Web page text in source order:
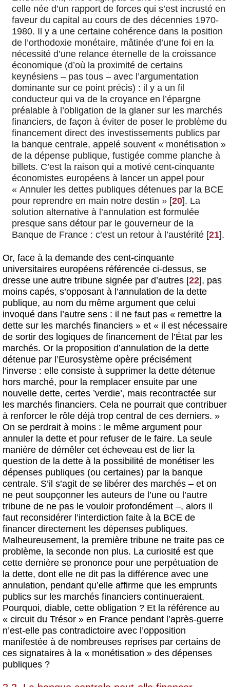
celle née d’un rapport de forces qui s’est incrusté en
faveur du capital au cours de des décennies 1970-
1980. Il y a une certaine cohérence dans la position
de l’orthodoxie monétaire, mâtinée d’une foi en la
nécessité d’une relance éternelle de la croissance
économique (d’où la proximité de certains
keynésiens – pas tous – avec l’argumentation
dominante sur ce point précis) : il y a un fil
conducteur qui va de la croyance en l’épargne
préalable à l’obligation de la glaner sur les marchés
financiers, de façon à éviter de poser le problème du
financement direct des investissements publics par
la banque centrale, appelé souvent « monétisation »
de la dépense publique, fustigée comme planche à
billets. C’est la raison qui a motivé cent-cinquante
économistes européens à lancer un appel pour
« Annuler les dettes publiques détenues par la BCE
pour reprendre en main notre destin » [20]. La
solution alternative à l’annulation est formulée
presque sans détour par le gouverneur de la
Banque de France : c’est un retour à l’austérité [21].
Or, face à la demande des cent-cinquante
universitaires européens référencée ci-dessus, se
dresse une autre tribune signée par d’autres [22], pas
moins capés, s’opposant à l’annulation de la dette
publique, au nom du même argument que celui
invoqué dans l’autre sens : il ne faut pas « remettre la
dette sur les marchés financiers » et « il est nécessaire
de sortir des logiques de financement de l’État par les
marchés. Or la proposition d’annulation de la dette
détenue par l’Eurosystème opère précisément
l’inverse : elle consiste à supprimer la dette détenue
hors marché, pour la remplacer ensuite par une
nouvelle dette, certes ’verdie’, mais recontractée sur
les marchés financiers. Cela ne pourrait que contribuer
à renforcer le rôle déjà trop central de ces derniers. »
On se perdrait à moins : le même argument pour
annuler la dette et pour refuser de le faire. La seule
manière de démêler cet écheveau est de lier la
question de la dette à la possibilité de monétiser les
dépenses publiques (ou certaines) par la banque
centrale. S’il s’agit de se libérer des marchés – et on
ne peut soupçonner les auteurs de l’une ou l’autre
tribune de ne pas le vouloir profondément –, alors il
faut reconsidérer l’interdiction faite à la BCE de
financer directement les dépenses publiques.
Malheureusement, la première tribune ne traite pas ce
problème, la seconde non plus. La curiosité est que
cette dernière se prononce pour une perpétuation de
la dette, dont elle ne dit pas la différence avec une
annulation, pendant qu’elle affirme que les emprunts
publics sur les marchés financiers continueraient.
Pourquoi, diable, cette obligation ? Et la référence au
« circuit du Trésor » en France pendant l’après-guerre
n’est-elle pas contradictoire avec l’opposition
manifestée à de nombreuses reprises par certains de
ces signataires à la « monétisation » des dépenses
publiques ?